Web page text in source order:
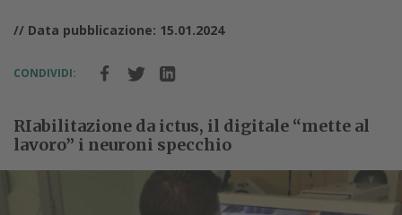
// Data pubblicazione: 15.01.2024
CONDIVIDI:
RIabilitazione da ictus, il digitale “mette al
lavoro” i neuroni specchio